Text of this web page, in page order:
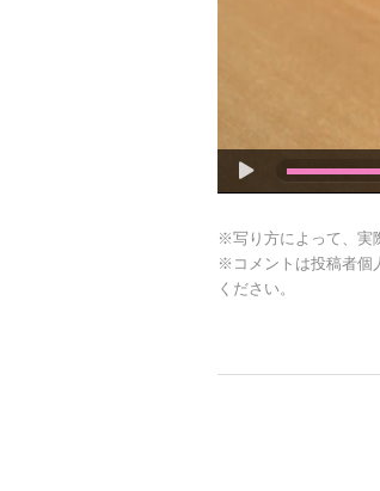
※写り方によって、実
※コメントは投稿者個
ください。